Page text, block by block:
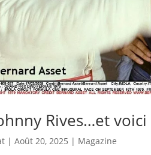
Rives…et voici
|Août 20, 2025 | Magazine